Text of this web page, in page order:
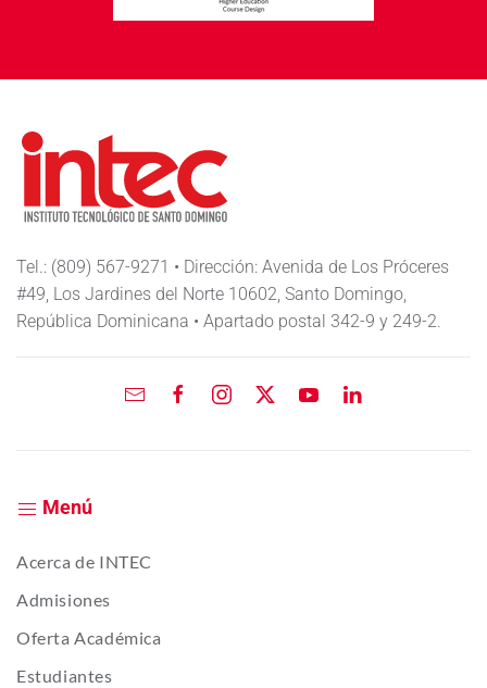
Tel.: (809) 567-9271 • Dirección: Avenida de Los Próceres
#49, Los Jardines del Norte 10602, Santo Domingo,
República Dominicana • Apartado postal 342-9 y 249-2.
Menú
Acerca de INTEC
Admisiones
Oferta Académica
Estudiantes